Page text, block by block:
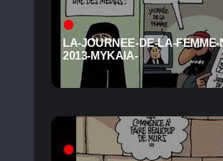
LA-JOURNEE-DE-LA-FEMME-
2013-MYKAIA-